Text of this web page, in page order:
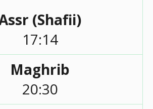
(Shafii)
17:14
Maghrib
20:30